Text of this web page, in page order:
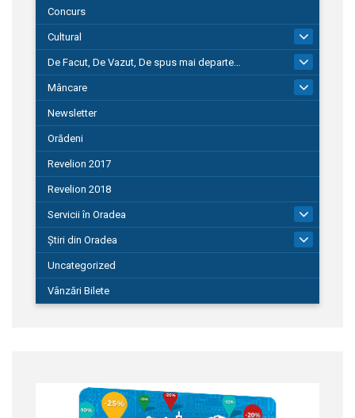
Concurs
Cultural
De Facut, De Vazut, De spus mai departe…
580
Mâncare
Newsletter
Orădeni
Revelion 2017
Revelion 2018
Servicii în Oradea
Știri din Oradea
Uncategorized
Vânzări Bilete